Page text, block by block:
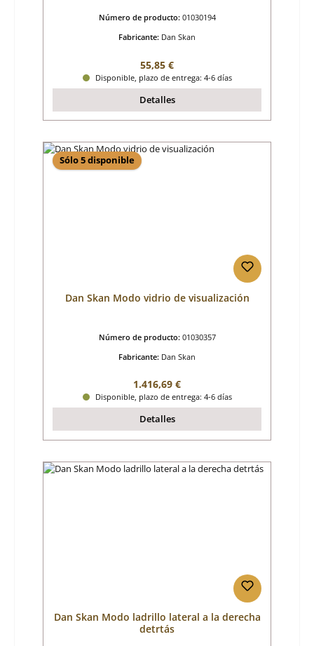
Número de producto: 01030194
Fabricante: Dan Skan
Precio normal:
55,85 €
Disponible, plazo de entrega: 4-6 días
Detalles
Sólo 5 disponible
Dan Skan Modo vidrio de visualización
Número de producto: 01030357
Fabricante: Dan Skan
Precio normal:
1.416,69 €
Disponible, plazo de entrega: 4-6 días
Detalles
Dan Skan Modo ladrillo lateral a la derecha
detrtás